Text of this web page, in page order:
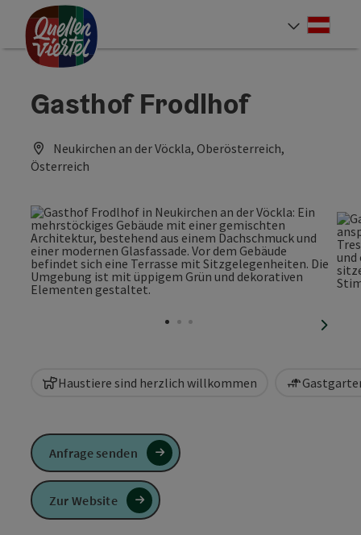
Zum Inhalt
Zur Navigation
Zum Seitenanfang
Gasthof Frodlhof
Neukirchen an der Vöckla, Oberösterreich,
Österreich
Haustiere sind herzlich willkommen
Anfrage senden
Zur Website